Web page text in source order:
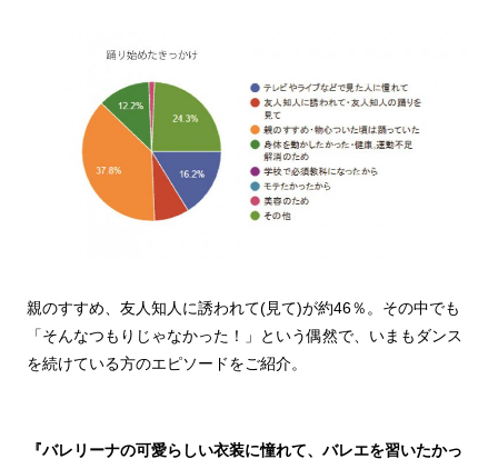
親のすすめ、友人知人に誘われて(見て)が約46％。その中でも
「そんなつもりじゃなかった！」という偶然で、いまもダンス
を続けている方のエピソードをご紹介。
『バレリーナの可愛らしい衣装に憧れて、バレエを習いたかっ